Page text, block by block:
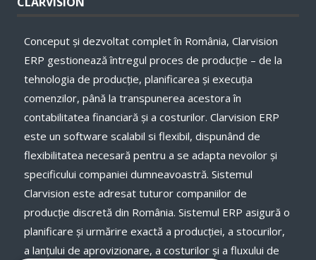
Conceput și dezvoltat complet în România, Clarvision
ERP gestionează întregul proces de producție – de la
tehnologia de producție, planificarea și execuţia
comenzilor, până la transpunerea acestora în
contabilitatea financiară și a costurilor. Clarvision ERP
este un software scalabil si flexibil, dispunând de
flexibilitatea necesară pentru a se adapta nevoilor și
specificului companiei dumneavoastră. Sistemul
Clarvision este adresat tuturor companiilor de
producție discretă din România. Sistemul ERP asigură o
planificare și urmărire exactă a producției, a stocurilor,
a lanţului de aprovizionare, a costurilor și a fluxului de